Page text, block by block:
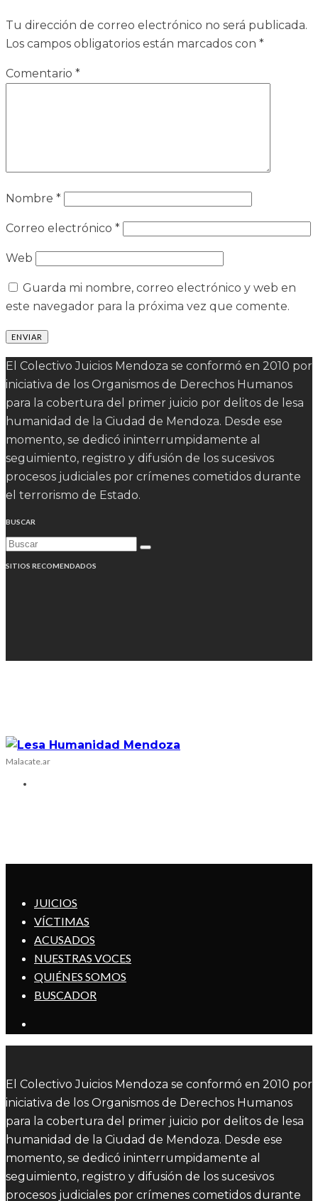
Tu dirección de correo electrónico no será publicada.
Los campos obligatorios están marcados con *
Comentario *
Nombre *
Correo electrónico *
Web
Guarda mi nombre, correo electrónico y web en
este navegador para la próxima vez que comente.
El Colectivo Juicios Mendoza se conformó en 2010 por
iniciativa de los Organismos de Derechos Humanos
para la cobertura del primer juicio por delitos de lesa
humanidad de la Ciudad de Mendoza. Desde ese
momento, se dedicó ininterrumpidamente al
seguimiento, registro y difusión de los sucesivos
procesos judiciales por crímenes cometidos durante
el terrorismo de Estado.
BUSCAR
SITIOS RECOMENDADOS
Malacate.ar
JUICIOS
VÍCTIMAS
ACUSADOS
NUESTRAS VOCES
QUIÉNES SOMOS
BUSCADOR
El Colectivo Juicios Mendoza se conformó en 2010 por
iniciativa de los Organismos de Derechos Humanos
para la cobertura del primer juicio por delitos de lesa
humanidad de la Ciudad de Mendoza. Desde ese
momento, se dedicó ininterrumpidamente al
seguimiento, registro y difusión de los sucesivos
procesos judiciales por crímenes cometidos durante